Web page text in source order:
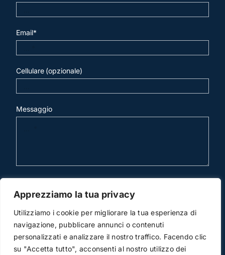
Apprezziamo la tua privacy
Utilizziamo i cookie per migliorare la tua esperienza di
navigazione, pubblicare annunci o contenuti
personalizzati e analizzare il nostro traffico. Facendo clic
su "Accetta tutto", acconsenti al nostro utilizzo dei
Email*
Cellulare (opzionale)
Messaggio
invia mail